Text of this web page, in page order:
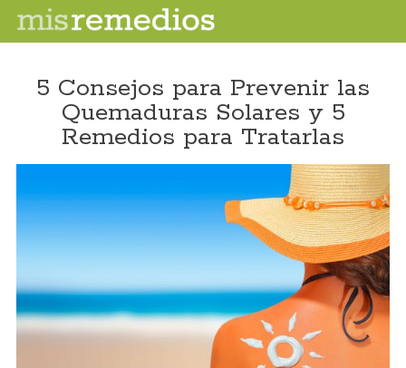
5 Consejos para Prevenir las
Quemaduras Solares y 5
Remedios para Tratarlas